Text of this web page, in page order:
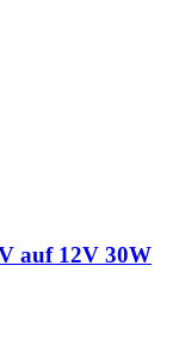
auf 12V 30W